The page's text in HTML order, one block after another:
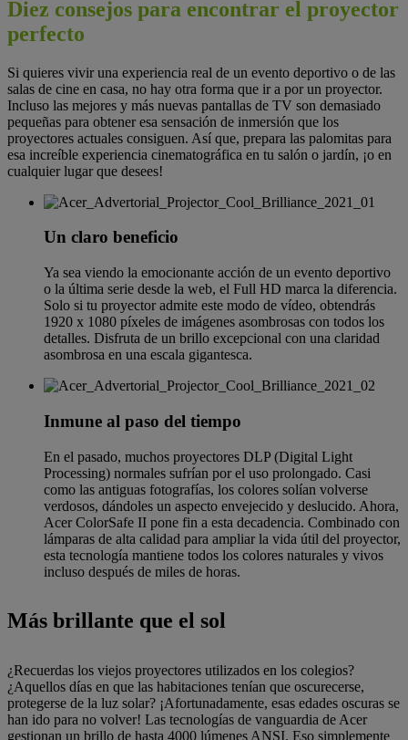
COOL
Acer ConsumerProjector
Diez consejos para encontrar el proyector
perfecto
Si quieres vivir una experiencia real de un evento deportivo o de las
salas de cine en casa, no hay otra forma que ir a por un proyector.
Incluso las mejores y más nuevas pantallas de TV son demasiado
pequeñas para obtener esa sensación de inmersión que los
proyectores actuales consiguen. Así que, prepara las palomitas para
esa increíble experiencia cinematográfica en tu salón o jardín, ¡o en
cualquier lugar que desees!
Un claro beneficio
Ya sea viendo la emocionante acción de un evento deportivo
o la última serie desde la web, el Full HD marca la diferencia.
Solo si tu proyector admite este modo de vídeo, obtendrás
1920 x 1080 píxeles de imágenes asombrosas con todos los
detalles. Disfruta de un brillo excepcional con una claridad
asombrosa en una escala gigantesca.
Inmune al paso del tiempo
En el pasado, muchos proyectores DLP (Digital Light
Processing) normales sufrían por el uso prolongado. Casi
como las antiguas fotografías, los colores solían volverse
verdosos, dándoles un aspecto envejecido y deslucido. Ahora,
Acer ColorSafe II pone fin a esta decadencia. Combinado con
lámparas de alta calidad para ampliar la vida útil del proyector,
esta tecnología mantiene todos los colores naturales y vivos
incluso después de miles de horas.
Más brillante que el sol
¿Recuerdas los viejos proyectores utilizados en los colegios?
¿Aquellos días en que las habitaciones tenían que oscurecerse,
protegerse de la luz solar? ¡Afortunadamente, esas edades oscuras se
han ido para no volver! Las tecnologías de vanguardia de Acer
gestionan un brillo de hasta 4000 lúmenes ANSI. Eso simplemente